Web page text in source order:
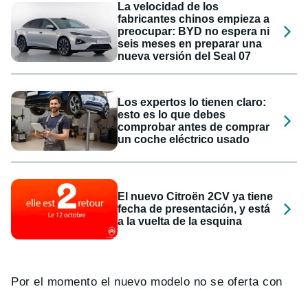
La velocidad de los
fabricantes chinos empieza a
preocupar: BYD no espera ni
seis meses en preparar una
nueva versión del Seal 07
Los expertos lo tienen claro:
esto es lo que debes
comprobar antes de comprar
un coche eléctrico usado
El nuevo Citroën 2CV ya tiene
fecha de presentación, y está
a la vuelta de la esquina
Por el momento el nuevo modelo no se oferta con